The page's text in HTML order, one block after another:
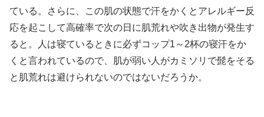
ている。さらに、この肌の状態で汗をかくとアレルギー反
応を起こして高確率で次の日に肌荒れや吹き出物が発生す
ると。人は寝ているときに必ずコップ1～2杯の寝汗をか
くと言われているので、肌が弱い人がカミソリで髭をそる
と肌荒れは避けられないのではないだろうか。